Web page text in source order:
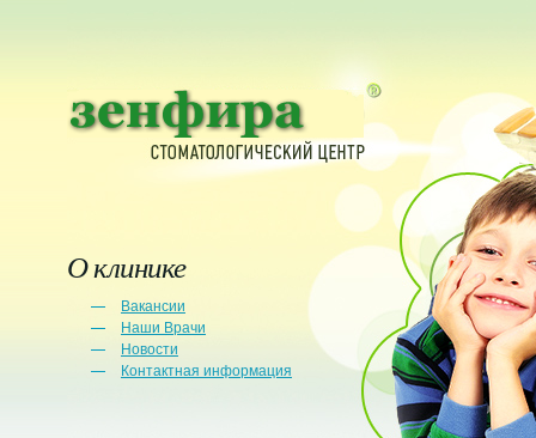
О клинике
Вакансии
Наши Врачи
Новости
Контактная информация